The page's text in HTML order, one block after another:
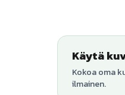
Käytä
Kokoa oma
ilmainen.